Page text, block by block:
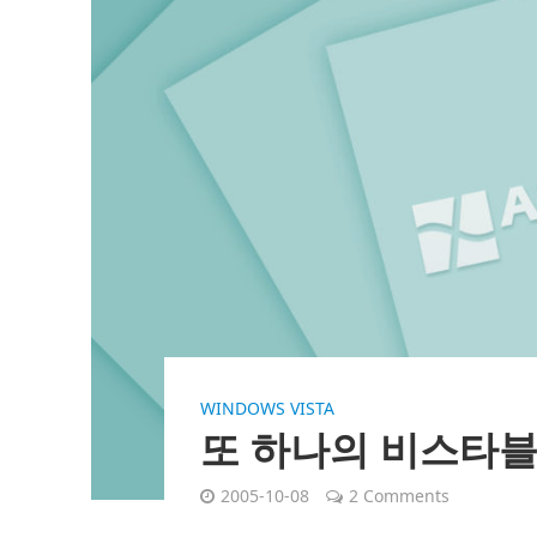
WINDOWS VISTA
또 하나의 비스타
2005-10-08 2 Comments